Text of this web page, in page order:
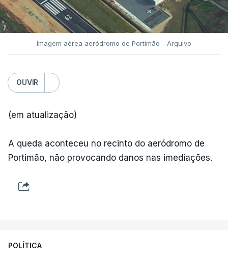
Imagem aérea aeródromo de Portimão - Arquivo
OUVIR
(em atualização)
A queda aconteceu no recinto do aeródromo de
Portimão, não provocando danos nas imediações.
POLÍTICA